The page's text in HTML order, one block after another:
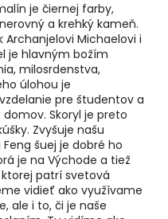
je čiernej farby,
a krehký kameň.
Michaelovi i
je hlavným božím
milosrdenstva,
úlohou je
pre študentov a
Skoryl je preto
Zvyšuje našu
šuej je dobré ho
je na Východe a tiež
patrí svetová
vidieť ako využívame
ale i to, či je naše